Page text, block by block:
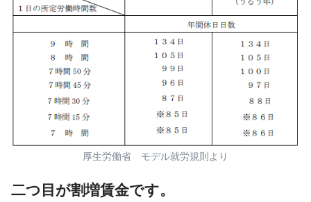
厚生労働省 モデル就労規則より
二つ目が割増賃金です。